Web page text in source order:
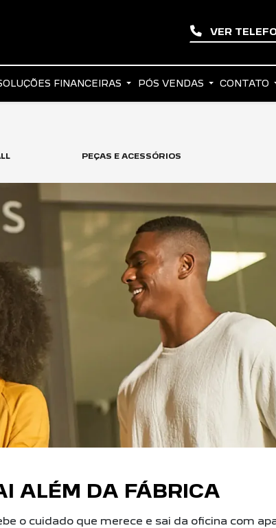
VER
FINANCEIRAS PÓS VENDAS CONTATO
PEÇAS E ACESSÓRIOS
ALÉM DA FÁBRICA
o cuidado que merece e sai da oficina com